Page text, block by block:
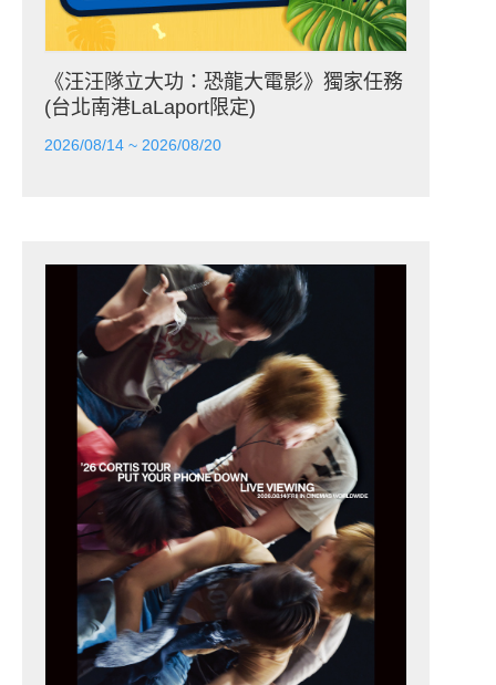
《汪汪隊立大功：恐龍大電影》獨家任務
(台北南港LaLaport限定)
2026/08/14 ~ 2026/08/20